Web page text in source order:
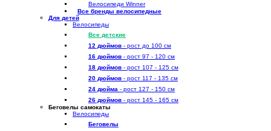
Велосипеди Winner
Все бренды велосипедные
Для детей
Велосипеды
Все детские
12 дюймов - рост до 100 см
16 дюймов - рост 97 - 120 см
18 дюймов - рост 107 - 125 см
20 дюймов - рост 117 - 135 см
24 дюйма - рост 127 - 150 см
26 дюймов - рост 145 - 165 см
Беговелы самокаты
Велосипеды
Беговелы